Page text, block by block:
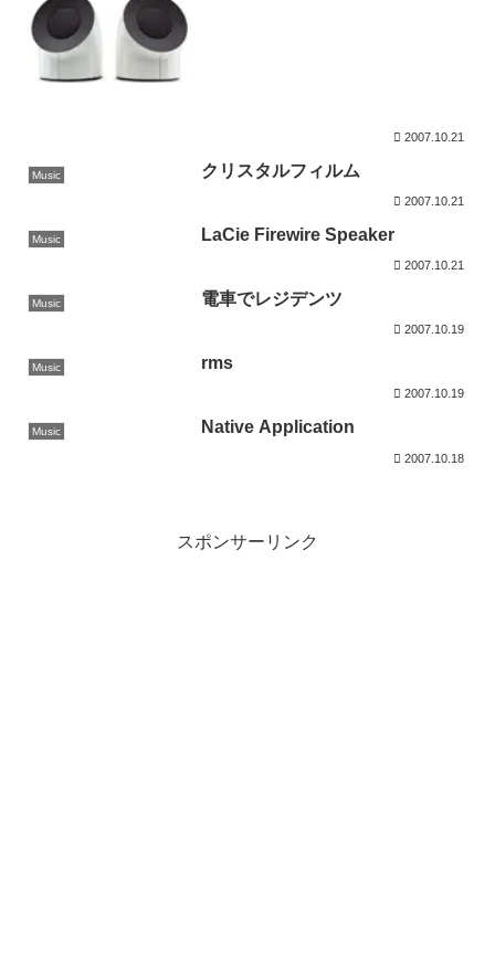
2007.10.21
Music クリスタルフィルム
2007.10.21
Music LaCie Firewire Speaker
2007.10.21
Music 電車でレジデンツ
2007.10.19
Music rms
2007.10.19
Music Native Application
2007.10.18
スポンサーリンク